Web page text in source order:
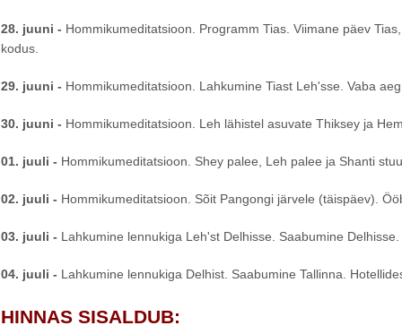
28. juuni - Hommikumeditatsioon. Programm Tias. Viimane päev
kodus.
29. juuni - Hommikumeditatsioon. Lahkumine Tiast Leh'sse. Vaba
30. juuni - Hommikumeditatsioon. Leh lähistel asuvate Thiksey ja
01. juuli - Hommikumeditatsioon. Shey palee, Leh palee ja Shanti
02. juuli - Hommikumeditatsioon. Sõit Pangongi järvele (täispäev).
03. juuli - Lahkumine lennukiga Leh'st Delhisse. Saabumine
04. juuli - Lahkumine lennukiga Delhist. Saabumine Tallinna.
HINNAS SISALDUB: